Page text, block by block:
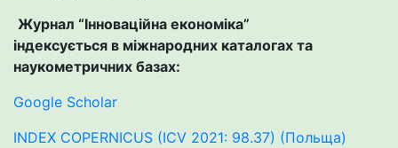
Журнал “Інноваційна економіка”
індексується в міжнародних каталогах та
наукометричних базах:
Google Scholar
INDEX COPERNICUS (ICV 2021: 98.37) (Польща)